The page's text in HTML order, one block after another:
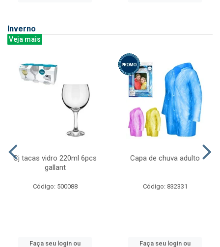
Inverno
Veja mais
Cj tacas vidro 220ml 6pcs
gallant
Código: 500088
Faça seu login ou
Capa de chuva adulto
Código: 832331
Faça seu login ou